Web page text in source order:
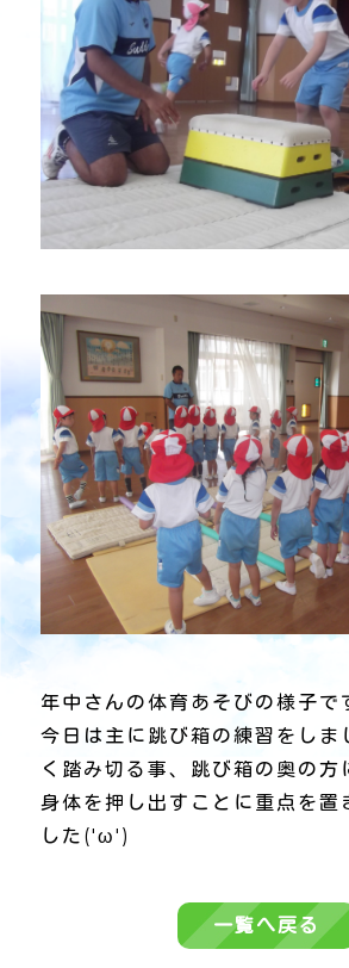
年中さんの体育あそびの様子で
今日は主に跳び箱の練習をしま
く踏み切る事、跳び箱の奥の方
身体を押し出すことに重点を置
した('ω')
一覧へ戻る